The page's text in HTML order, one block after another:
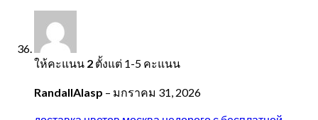
ให้คะแนน 2 ตั้งแต่ 1-5 คะแนน
RandallAlasp – มกราคม 31, 2026